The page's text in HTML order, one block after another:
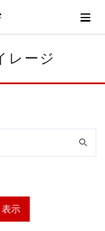
レージ
表示